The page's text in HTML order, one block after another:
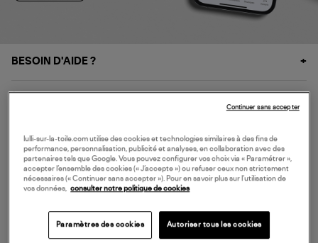
BESOIN D'AIDE ?
NOS SERVICES
SERVICE CLIENT
MODE DE PAIEMENT
lulli-sur-la-toile.com utilise des cookies et technologies similaires à des fins de
performance, personnalisation, publicité et analyses, en collaboration avec des
partenaires tels que Google. Vous pouvez configurer vos choix via « Paramétrer »,
accepter l’ensemble des cookies (« J’accepte ») ou refuser ceux non strictement
nécessaires (« Continuer sans accepter »). Pour en savoir plus sur l’utilisation de
vos données,
consulter notre politique de cookies
Paramètres des cookies Autoriser tous les cookies
Continuer sans accepter